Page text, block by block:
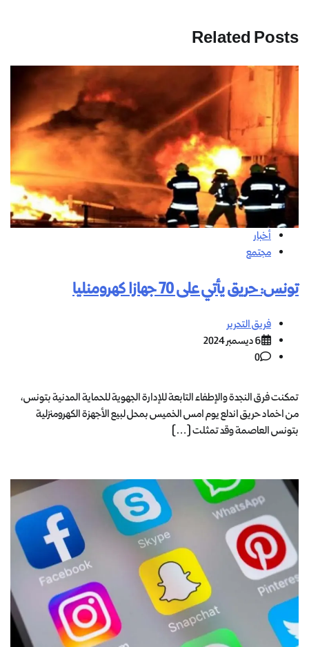
Related Posts
أخبار
مجتمع
تونس: حريق يأتي على 70 جهازا كهرومنليا
فريق التحرير
6 ديسمبر 2024
0
تمكنت فرق النجدة والإطفاء التابعة للإدارة الجهوية للحماية المدنية بتونس،
من اخماد حريق اندلع يوم امس الخميس بمحل لبيع الأجهزة الكهرومنزلية
بتونس العاصمة وقد تمثلت […]